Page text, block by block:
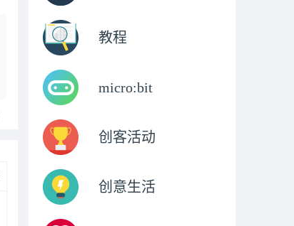
教程
micro:bit
创客活动
创意生活